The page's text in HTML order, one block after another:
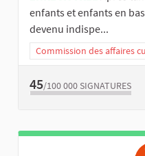
enfants et enfants en
devenu indispe...
Commission des affaires
45/100 000 SIGNATURES